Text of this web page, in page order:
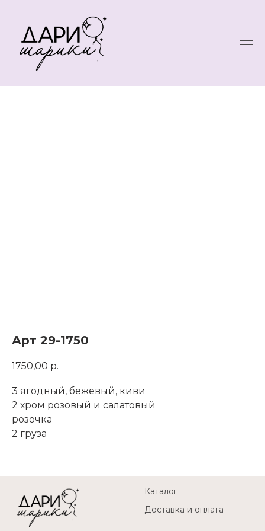
Арт 29-1750
1750,00 р.
3 ягодный, бежевый, киви
2 хром розовый и салатовый
розочка
2 груза
Каталог
Доставка и оплата